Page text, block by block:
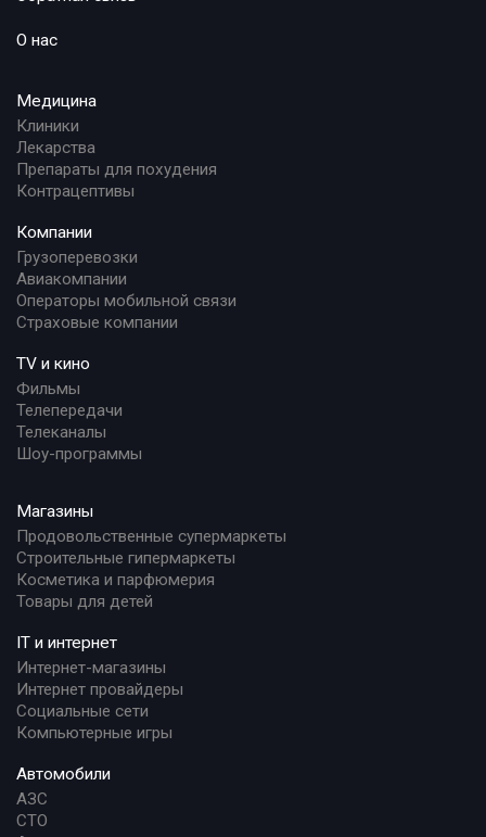
О нас
Медицина
Клиники
Лекарства
Препараты для похудения
Контрацептивы
Компании
Грузоперевозки
Авиакомпании
Операторы мобильной связи
Страховые компании
TV и кино
Фильмы
Телепередачи
Телеканалы
Шоу-программы
Магазины
Продовольственные супермаркеты
Строительные гипермаркеты
Косметика и парфюмерия
Товары для детей
IT и интернет
Интернет-магазины
Интернет провайдеры
Социальные сети
Компьютерные игры
Автомобили
АЗС
СТО